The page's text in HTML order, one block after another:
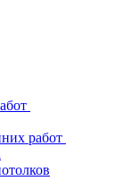
работ